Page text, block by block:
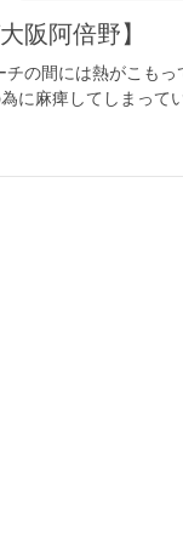
阪阿倍野】
の間には熱がこもっ
に麻痺してしまって